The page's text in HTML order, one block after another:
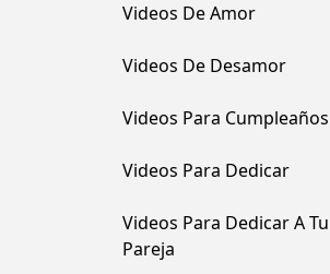
Videos De Amor
Videos De Desamor
Videos Para Cumpleaños
Videos Para Dedicar
Videos Para Dedicar A Tu
Pareja